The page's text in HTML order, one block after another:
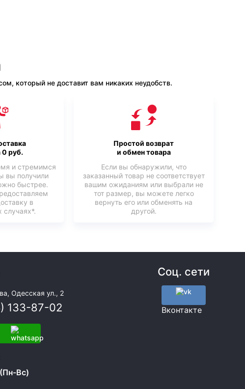
который не доставит вам никаких неудобств.
0 руб.
и стремимся
вы получили
быстрее.
в
случаях*.
Простой возврат
и обмен товара
Если вы обнаружили, что
заказанный товар не соответствует
вашим ожиданиям или выбрали не
тот размер, вы можете легко
вернуть его или обменять на
другой.
Одесская ул., 2
133-87-02
Вс)
Соц. сети
Вконтакте